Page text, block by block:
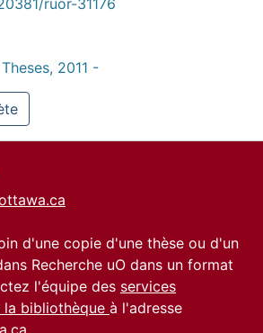
2011 -
d'une copie d'une thèse ou d'un
Recherche uO dans un format
l'équipe des services
bibliothèque à l'adresse